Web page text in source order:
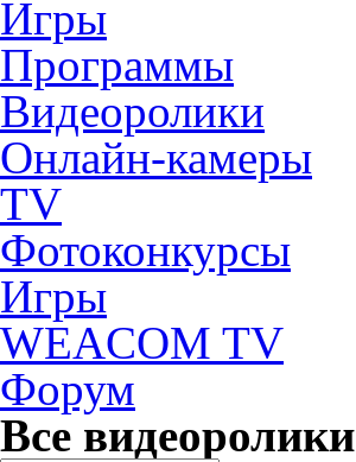
Игры
Программы
Видеоролики
Онлайн-камеры
TV
Фотоконкурсы
Игры
WEACOM TV
Форум
Все видеоролики